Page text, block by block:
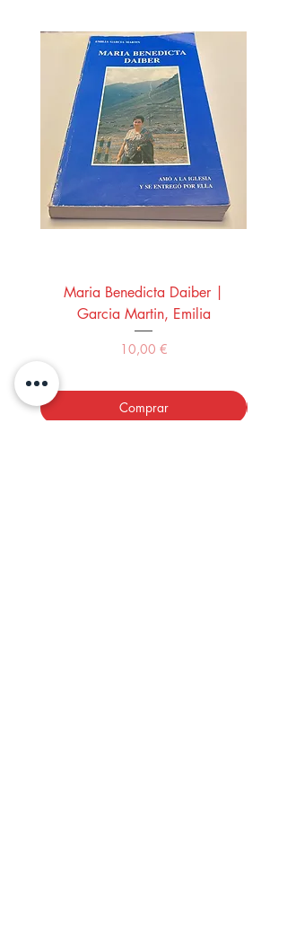
Maria Benedicta Daiber |
Garcia Martin, Emilia
Precio
10,00 €
Comprar